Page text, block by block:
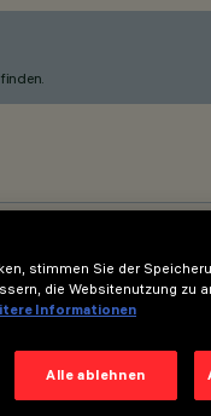
stimmen Sie der
die Websitenutzung zu
Informationen
Alle ablehnen